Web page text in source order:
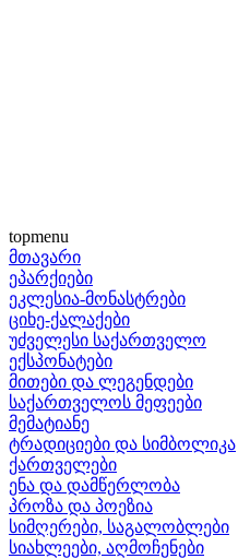
topmenu
მთავარი
ეპარქიები
ეკლესია-მონასტრები
ციხე-ქალაქები
უძველესი საქართველო
ექსპონატები
მითები და ლეგენდები
საქართველოს მეფეები
მემატიანე
ტრადიციები და სიმბოლიკა
ქართველები
ენა და დამწერლობა
პროზა და პოეზია
სიმღერები, საგალობლები
სიახლეები, აღმოჩენები